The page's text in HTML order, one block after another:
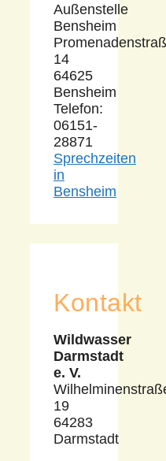
Außenstelle
Bensheim
14
64625
Bensheim
Telefon:
06151-
28871
Sprechzeiten
in
Bensheim
Kontakt
Wildwasser
Darmstadt
e. V.
19
64283
Darmstadt